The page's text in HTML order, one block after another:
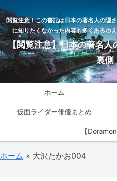
閲覧注意！この書記は日本の著名人の隠
に知りたくなかった内容も多くあるゆ
【閲覧注意】日本の著名人
裏側
ホーム
仮面ライダー俳優まとめ
【
ホーム » 大沢たかお004